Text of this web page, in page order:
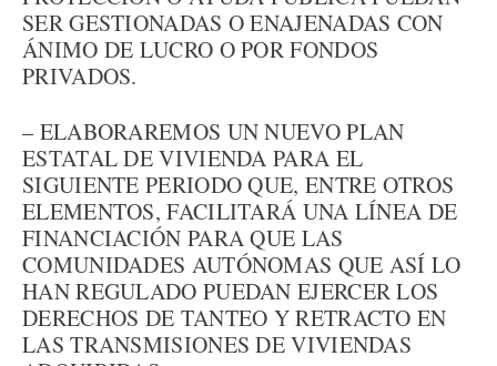
SER GESTIONADAS O ENAJENADAS CON
ÁNIMO DE LUCRO O POR FONDOS
PRIVADOS.
– ELABORAREMOS UN NUEVO PLAN
ESTATAL DE VIVIENDA PARA EL
SIGUIENTE PERIODO QUE, ENTRE OTROS
ELEMENTOS, FACILITARÁ UNA LÍNEA DE
FINANCIACIÓN PARA QUE LAS
COMUNIDADES AUTÓNOMAS QUE ASÍ LO
HAN REGULADO PUEDAN EJERCER LOS
DERECHOS DE TANTEO Y RETRACTO EN
LAS TRANSMISIONES DE VIVIENDAS